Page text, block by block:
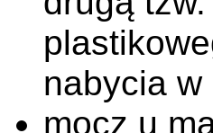
nabycia w
mocz u